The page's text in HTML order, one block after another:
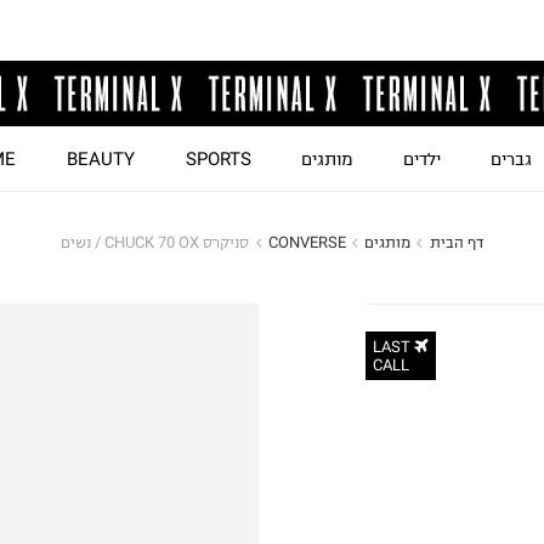
גברים ילדים מותגים SPORTS
BEAUTY
דף הבית מותגים CONVERSE סניקרס CHUCK 70 OX / נשים
LAST
CALL